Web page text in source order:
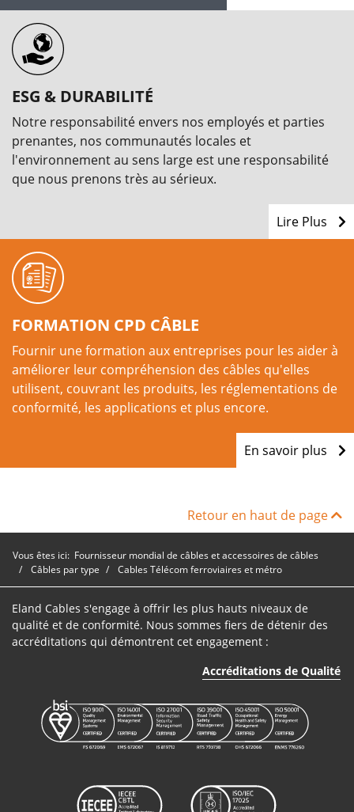
ESG & DURABILITÉ
Notre responsabilité envers nos employés et parties
prenantes, nos communautés locales et
l'environnement au sens large est une responsabilité
que nous prenons très au sérieux.
Lire Plus
FORMATION CPD CÂBLE
Fournir une formation aux entreprises pour les aider à
améliorer leur compréhension des câbles qu'elles
utilisent, couvrant les produits, les réglementations de
conformité, les applications et plus encore.
En savoir plus
Retour en haut de page
Vous êtes ici: Fournisseur mondial de câbles et accessoires de câbles
Câbles par type
Cables Télécom ferroviaires et métro
Eland Cables s'engage à offrir les plus hauts niveaux de
qualité et de conformité. Nous sommes fiers de détenir des
accréditations qui démontrent cet engagement :
Accréditations de Qualité